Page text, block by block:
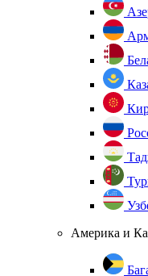
Америка и